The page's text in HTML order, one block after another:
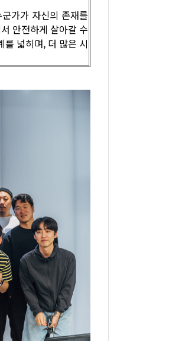
가가 자신의 존재를
안전하게 살아갈 수
넓히며, 더 많은 시